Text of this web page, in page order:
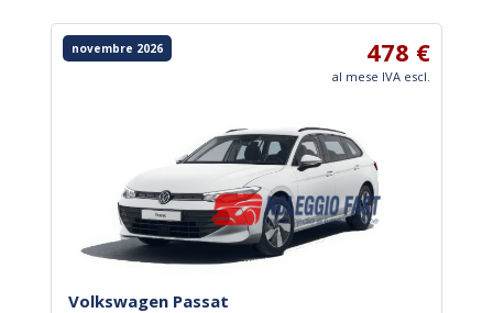
novembre 2026 478 €
al mese IVA escl.
Volkswagen Passat